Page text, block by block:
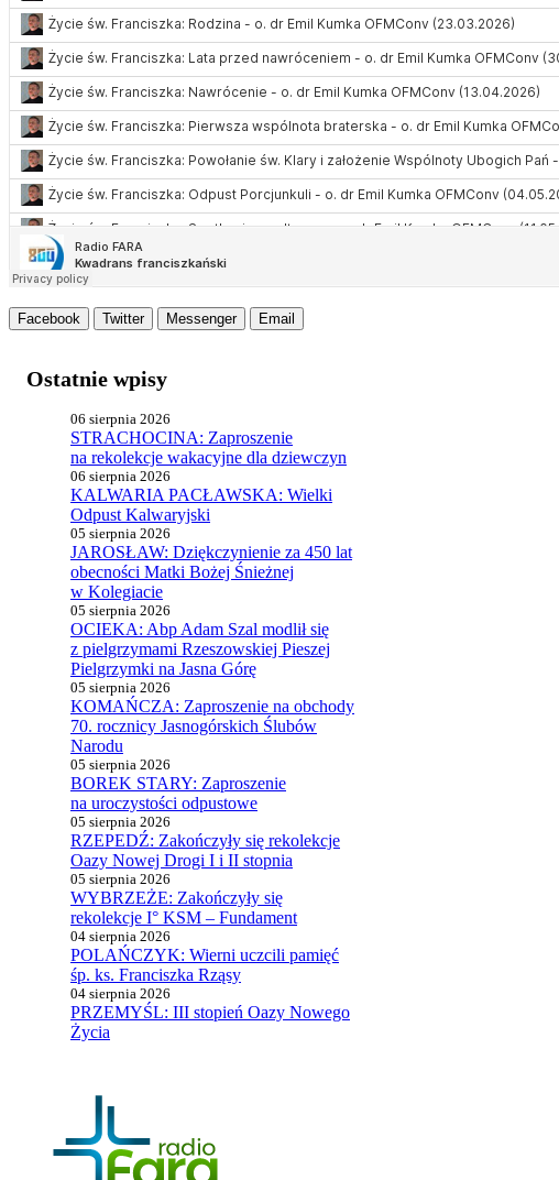
Facebook Twitter Messenger Email
Ostatnie wpisy
STRACHOCINA: Zaproszenie
na rekolekcje wakacyjne dla dziewczyn
06 sierpnia 2026
KALWARIA PACŁAWSKA: Wielki
Odpust Kalwaryjski
06 sierpnia 2026
JAROSŁAW: Dziękczynienie za 450 lat
obecności Matki Bożej Śnieżnej
w Kolegiacie
05 sierpnia 2026
OCIEKA: Abp Adam Szal modlił się
z pielgrzymami Rzeszowskiej Pieszej
Pielgrzymki na Jasna Górę
05 sierpnia 2026
KOMAŃCZA: Zaproszenie na obchody
70. rocznicy Jasnogórskich Ślubów
Narodu
05 sierpnia 2026
BOREK STARY: Zaproszenie
na uroczystości odpustowe
05 sierpnia 2026
RZEPEDŹ: Zakończyły się rekolekcje
Oazy Nowej Drogi I i II stopnia
05 sierpnia 2026
WYBRZEŻE: Zakończyły się
rekolekcje I° KSM – Fundament
05 sierpnia 2026
POLAŃCZYK: Wierni uczcili pamięć
śp. ks. Franciszka Rząsy
04 sierpnia 2026
PRZEMYŚL: III stopień Oazy Nowego
Życia
04 sierpnia 2026